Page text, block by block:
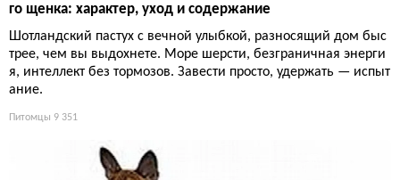
го щенка: характер, уход и содержание
Шотландский пастух с вечной улыбкой, разносящий дом быс
трее, чем вы выдохнете. Море шерсти, безграничная энерги
я, интеллект без тормозов. Завести просто, удержать — испыт
ание.
Питомцы 9 351